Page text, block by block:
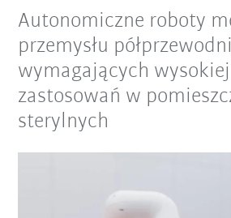
Autonomiczne roboty
przemysłu
wymagających wysokiej
zastosowań w
sterylnych